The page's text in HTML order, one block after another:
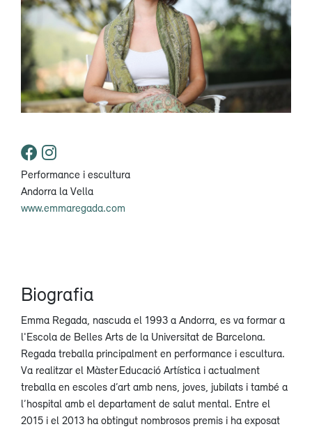
Performance i escultura
Andorra la Vella
www.emmaregada.com
Biografia
Emma Regada, nascuda el 1993 a Andorra, es va formar a
l'Escola de Belles Arts de la Universitat de Barcelona.
Regada treballa principalment en performance i escultura.
Va realitzar el Màster Educació Artística i actualment
treballa en escoles d’art amb nens, joves, jubilats i també a
l’hospital amb el departament de salut mental. Entre el
2015 i el 2013 ha obtingut nombrosos premis i ha exposat